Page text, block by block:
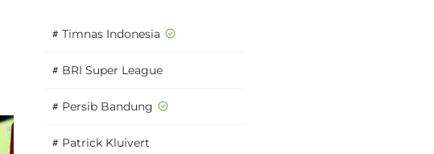
# Timnas Indonesia
# BRI Super League
# Persib Bandung
# Patrick Kluivert